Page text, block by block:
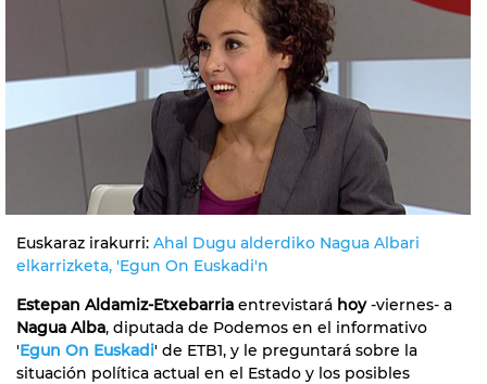
Euskaraz irakurri: Ahal Dugu alderdiko Nagua Albari
elkarrizketa, 'Egun On Euskadi'n
Estepan Aldamiz-Etxebarria entrevistará hoy-viernes- a
Nagua Alba, diputada de Podemos en el informativo
'Egun On Euskadi' de ETB1, y le preguntará sobre la
situación política actual en el Estado y los posibles